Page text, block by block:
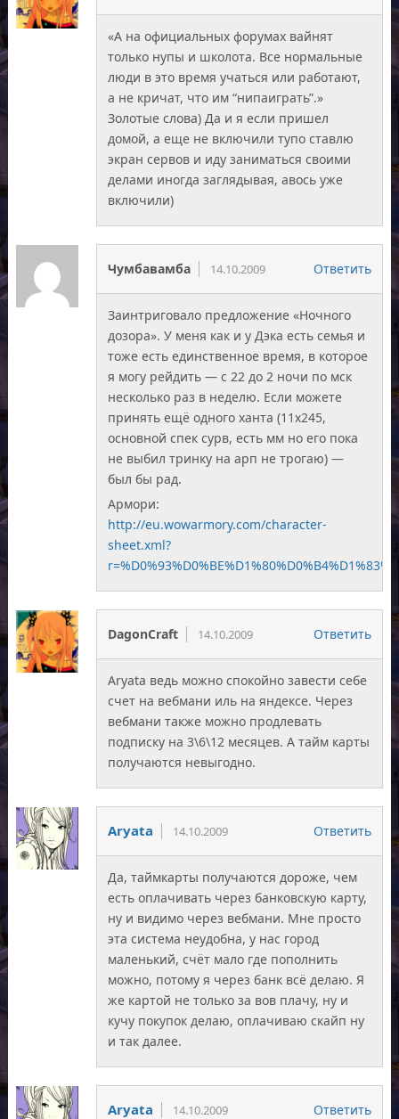
«А на официальных форумах вайнят
только нупы и школота. Все нормальные
люди в это время учаться или работают,
а не кричат, что им “нипаиграть”.»
Золотые слова) Да и я если пришел
домой, а еще не включили тупо ставлю
экран сервов и иду заниматься своими
делами иногда заглядывая, авось уже
включили)
Чумбавамба 14.10.2009 Ответить
Заинтриговало предложение «Ночного
дозора». У меня как и у Дэка есть семья и
тоже есть единственное время, в которое
я могу рейдить — с 22 до 2 ночи по мск
несколько раз в неделю. Если можете
принять ещё одного ханта (11х245,
основной спек сурв, есть мм но его пока
не выбил тринку на арп не трогаю) —
был бы рад.
Армори:
http://eu.wowarmory.com/character-
sheet.xml?
DagonCraft 14.10.2009 Ответить
Aryata ведь можно спокойно завести себе
счет на вебмани иль на яндексе. Через
вебмани также можно продлевать
подписку на 3\6\12 месяцев. А тайм карты
получаются невыгодно.
Aryata 14.10.2009 Ответить
Да, таймкарты получаются дороже, чем
есть оплачивать через банковскую карту,
ну и видимо через вебмани. Мне просто
эта система неудобна, у нас город
маленький, счёт мало где пополнить
можно, потому я через банк всё делаю. Я
же картой не только за вов плачу, ну и
кучу покупок делаю, оплачиваю скайп ну
и так далее.
Aryata 14.10.2009 Ответить